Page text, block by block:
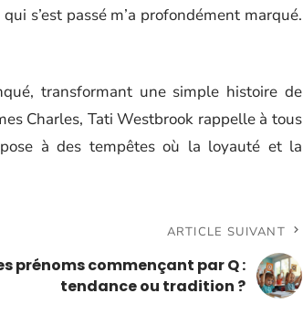
s’est passé m’a profondément marqué.
transformant une simple histoire de
Charles, Tati Westbrook rappelle à tous
à des tempêtes où la loyauté et la
ARTICLE SUIVANT
prénoms commençant par Q :
tendance ou tradition ?